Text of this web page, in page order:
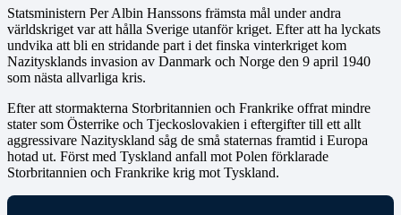
Statsministern Per Albin Hanssons främsta mål under andra
världskriget var att hålla Sverige utanför kriget. Efter att ha lyckats
undvika att bli en stridande part i det finska vinterkriget kom
Nazitysklands invasion av Danmark och Norge den 9 april 1940
som nästa allvarliga kris.
Efter att stormakterna Storbritannien och Frankrike offrat mindre
stater som Österrike och Tjeckoslovakien i eftergifter till ett allt
aggressivare Nazityskland såg de små staternas framtid i Europa
hotad ut. Först med Tyskland anfall mot Polen förklarade
Storbritannien och Frankrike krig mot Tyskland.